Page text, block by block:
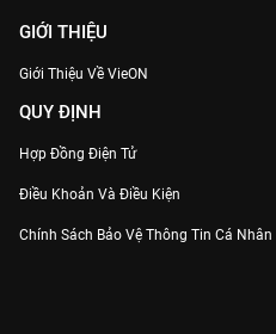
GIỚI THIỆU
Giới Thiệu Về VieON
QUY ĐỊNH
Hợp Đồng Điện Tử
Điều Khoản Và Điều Kiện
Chính Sách Bảo Vệ Thông Tin Cá Nhân